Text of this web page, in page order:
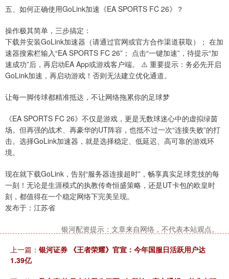
五、如何正确使用GoLink加速《EA SPORTS FC 26》？
操作极其简单，三步搞定：
下载并安装GoLink加速器（请通过官网或官方合作渠道获取）； 在加
速器搜索栏输入“EA SPORTS FC 26”； 点击“一键加速”，待提示“加
速成功”后，再启动EA App或游戏客户端。 ⚠️ 重要提示：务必先开启
GoLink加速，再启动游戏！否则无法建立优化通道。
让每一脚传球都精准抵达，不让网络拖累你的足球梦
《EA SPORTS FC 26》不仅是游戏，更是无数球迷心中的虚拟绿茵
场。但再强的战术、再豪华的UT阵容，也抵不过一次“连接失败”的打
击。选择GoLink加速器，就是选择稳定、低延迟、高可靠的游戏环
境。
现在就下载GoLink，告别“服务器连接超时”，畅享真实足球竞技的每
一刻！无论是生涯模式的执教传奇恒盛策略，还是UT卡包的欧皇时
刻，都值得在一个稳定网络下完美呈现。
发布于：江苏省
银河配资提示：文章来自网络，不代表本站观点。
上一篇： 银河证券 《王者荣耀》官宣：今年国服日活跃用户达
1.39亿